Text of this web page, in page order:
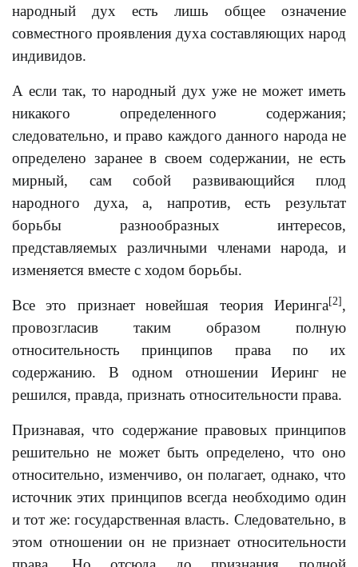
народный дух есть лишь общее означение
совместного проявления духа составляющих народ
индивидов.
А если так, то народный дух уже не может иметь
никакого определенного содержания;
следовательно, и право каждого данного народа не
определено заранее в своем содержании, не есть
мирный, сам собой развивающийся плод
народного духа, а, напротив, есть результат
борьбы разнообразных интересов,
представляемых различными членами народа, и
изменяется вместе с ходом борьбы.
Все это признает новейшая теория Иеринга [2] ,
провозгласив таким образом полную
относительность принципов права по их
содержанию. В одном отношении Иеринг не
решился, правда, признать относительности права.
Признавая, что содержание правовых принципов
решительно не может быть определено, что оно
относительно, изменчиво, он полагает, однако, что
источник этих принципов всегда необходимо один
и тот же: государственная власть. Следовательно, в
этом отношении он не признает относительности